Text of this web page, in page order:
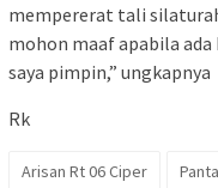
mempererat tali
mohon maaf apabila
saya pimpin,” ungkapnya
Rk
Arisan Rt 06 Ciper